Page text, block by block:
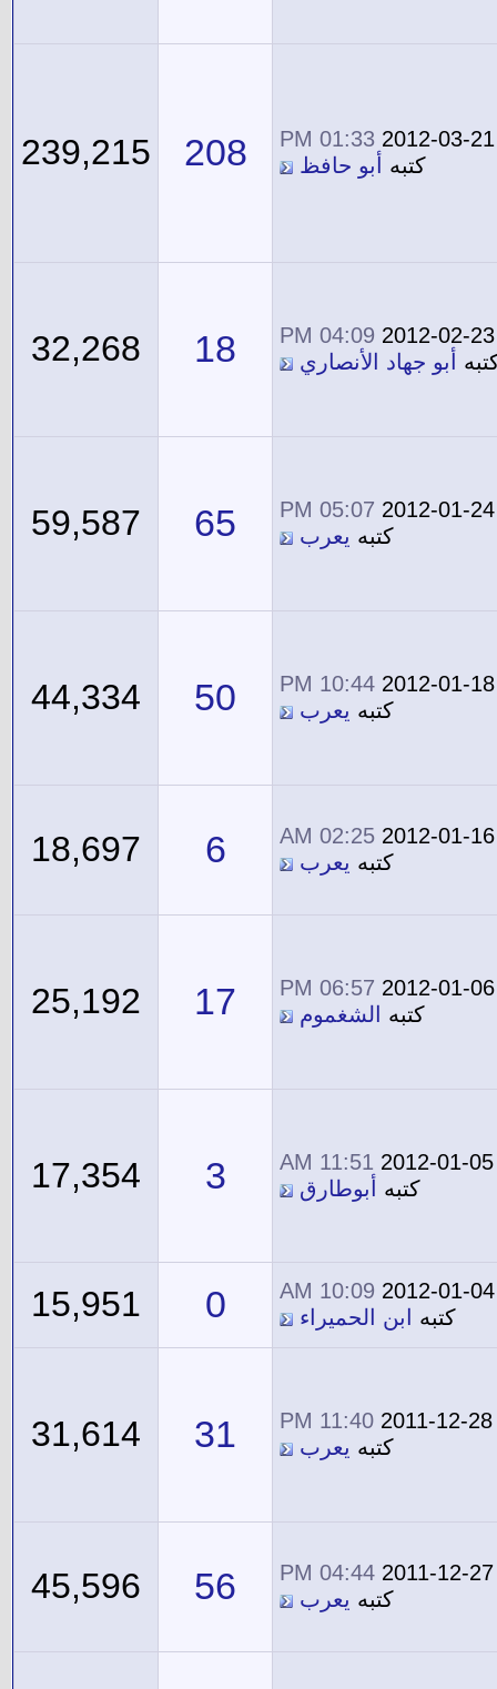
2012-03-21
01:33 PM
كتبه
أبو حافظ 208
239,215
2012-02-23
04:09 PM
أبو جهاد الأنصاري 18
32,268
2012-01-24
05:07 PM
كتبه يعرب 65
59,587
2012-01-18
10:44 PM
كتبه يعرب 50
44,334
2012-01-16
02:25 AM
كتبه يعرب 6
18,697
2012-01-06
06:57 PM
كتبه
الشغموم 17
25,192
2012-01-05
11:51 AM
كتبه
أبوطارق 3
17,354
2012-01-04
10:09 AM
كتبه
ابن الحميراء 0
15,951
2011-12-28
11:40 PM
كتبه يعرب 31
31,614
2011-12-27
04:44 PM
كتبه يعرب 56
45,596